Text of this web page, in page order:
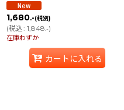
1,680.-(税別)
(税込: 1,848.-)
在庫わずか
カートに入れる